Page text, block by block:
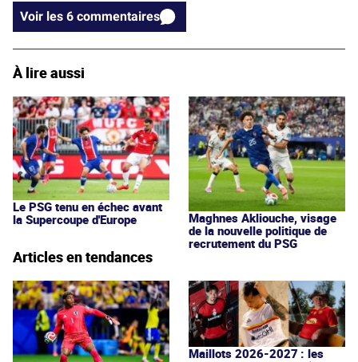
Voir les 6 commentaires
À lire aussi
Le PSG tenu en échec avant
la Supercoupe d'Europe
Maghnes Akliouche, visage
de la nouvelle politique de
recrutement du PSG
Articles en tendances
Maillots 2026-2027 : les